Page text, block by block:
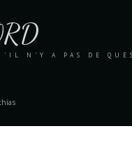
N'Y A PAS DE